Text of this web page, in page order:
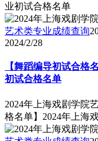
业初试合格名单
艺术类专业成绩查询
2024/2/28
【舞蹈编导初试合格
初试合格名单
2024年上海戏剧学院
格名单】2024年上海